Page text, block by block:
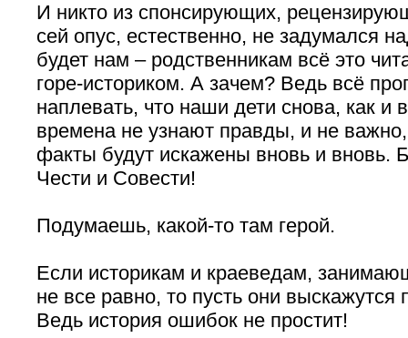
И никто из спонсирующих,
сей опус, естественно, не задумался
будет нам – родственникам всё это
горе-историком. А зачем? Ведь всё
наплевать, что наши дети снова, как и
времена не узнают правды, и не важно,
факты будут искажены вновь и вновь.
Чести и Совести!
Подумаешь, какой-то там герой.
Если историкам и краеведам,
не все равно, то пусть они выскажутся
Ведь история ошибок не простит!